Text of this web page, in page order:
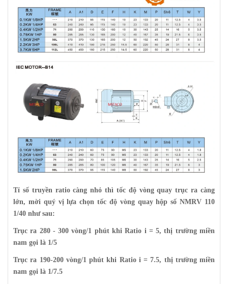
Tỉ số truyền ratio càng nhỏ thì tốc độ vòng quay trục ra càng
lớn, mời quý vị lựa chọn tốc độ vòng quay hộp số NMRV 110
1/40 như sau:
Trục ra 280 - 300 vòng/1 phút khi Ratio i = 5, thị trường miền
nam gọi là 1/5
Trục ra 190-200 vòng/1 phút khi Ratio i = 7.5, thị trường miền
nam gọi là 1/7.5